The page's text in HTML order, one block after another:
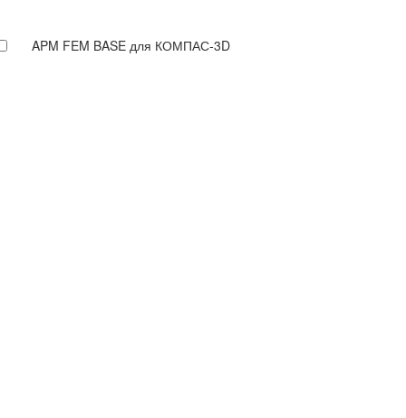
APM FEM BASE для КОМПАС-3D